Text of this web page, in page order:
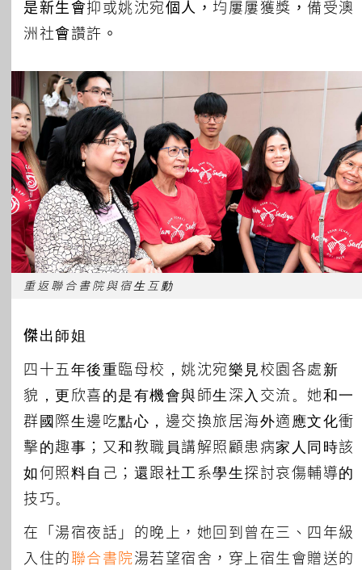
是新生會抑或姚沈宛個人，均屢屢獲獎，備受澳
洲社會讚許。
重返聯合書院與宿生互動
傑出師姐
四十五年後重臨母校，姚沈宛樂見校園各處新
貌，更欣喜的是有機會與師生深入交流。她和一
群國際生邊吃點心，邊交換旅居海外適應文化衝
擊的趣事；又和教職員講解照顧患病家人同時該
如何照料自己；還跟社工系學生探討哀傷輔導的
技巧。
在「湯宿夜話」的晚上，她回到曾在三、四年級
入住的聯合書院湯若望宿舍，穿上宿生會贈送的